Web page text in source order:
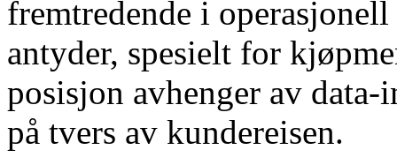
fremtredende i
antyder, spesielt for
posisjon avhenger av
på tvers av kundereisen.